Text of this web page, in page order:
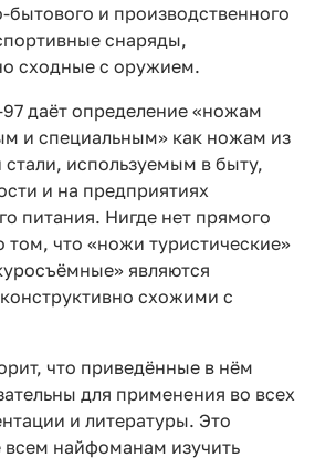
бытового и производственного
снаряды,
сходные с оружием.
даёт определение «ножам
и специальным» как ножам из
стали, используемым в быту,
и на предприятиях
питания. Нигде нет прямого
том, что «ножи туристические»
являются
схожими с
что приведённые в нём
для применения во всех
и литературы. Это
найфоманам изучить